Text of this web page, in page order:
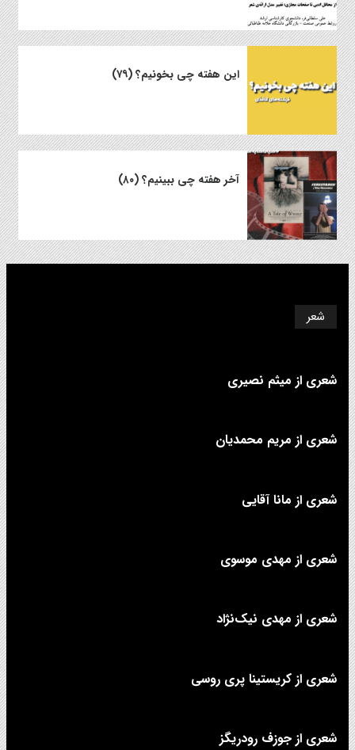
این هفته چی بخونیم؟ (۷۹)
آخر هفته چی ببینیم؟ (۸۰)
شعر
شعری از میثم نصیری
شعری از مریم محمدیان
شعری از مانا آقایی
شعری از مهدی موسوی
شعری از مهدی نیک‌نژاد
شعری از کریستینا پری روسی
شعری از جوزف رودریگز